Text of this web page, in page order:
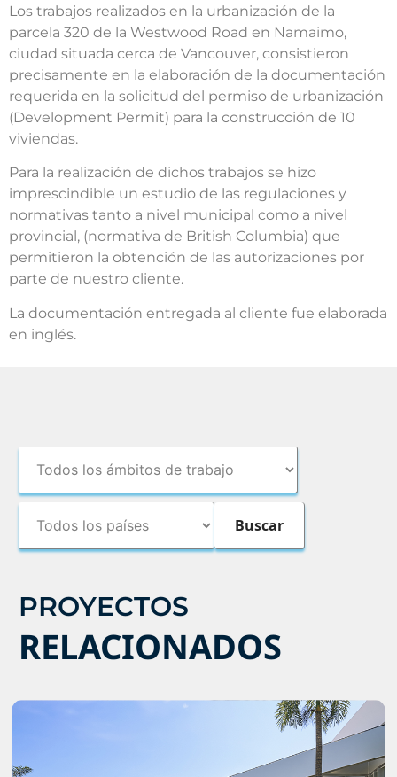
Los trabajos realizados en la urbanización de la
parcela 320 de la Westwood Road en Namaimo,
ciudad situada cerca de Vancouver, consistieron
precisamente en la elaboración de la documentación
requerida en la solicitud del permiso de urbanización
(Development Permit) para la construcción de 10
viviendas.
Para la realización de dichos trabajos se hizo
imprescindible un estudio de las regulaciones y
normativas tanto a nivel municipal como a nivel
provincial, (normativa de British Columbia) que
permitieron la obtención de las autorizaciones por
parte de nuestro cliente.
La documentación entregada al cliente fue elaborada
en inglés.
PROYECTOS
RELACIONADOS